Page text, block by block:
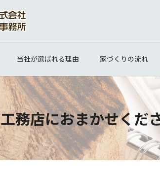
当社が選ばれる理由 家づくりの流れ
工務店におまかせく